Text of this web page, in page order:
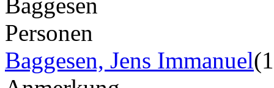
Personen
Baggesen, Jens Immanuel